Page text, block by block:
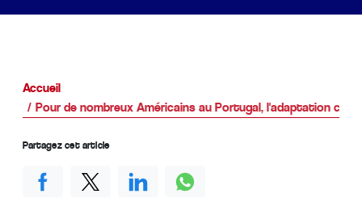
Accueil
Pour de nombreux Américains au Portugal, l'adaptation
Partagez cet article